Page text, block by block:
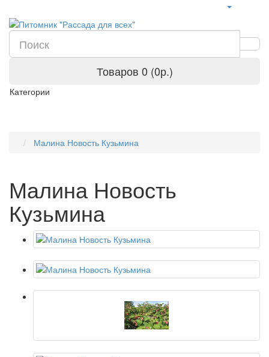
Товаров 0 (0р.)
Категории
Малина Новость Кузьмина
Малина Новость
Кузьмина